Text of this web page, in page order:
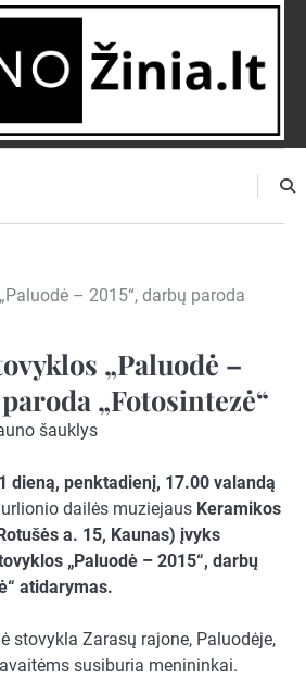
NAUJIENĄ
– 2015“, darbų paroda
„Paluodė –
„Fotosintezė“
šauklys
dieną, penktadienį, 17.00 valandą
dailės muziejaus Keramikos
Rotušės a. 15, Kaunas) įvyks
„Paluodė – 2015“, darbų
atidarymas.
stovykla Zarasų rajone, Paluodėje,
susiburia menininkai.